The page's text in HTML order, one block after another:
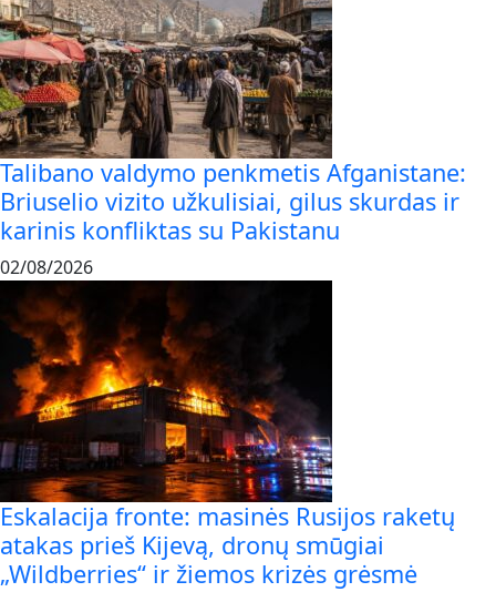
Talibano valdymo penkmetis Afganistane:
Briuselio vizito užkulisiai, gilus skurdas ir
karinis konfliktas su Pakistanu
02/08/2026
Eskalacija fronte: masinės Rusijos raketų
atakas prieš Kijevą, dronų smūgiai
„Wildberries“ ir žiemos krizės grėsmė